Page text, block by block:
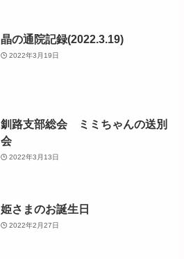
晶の通院記録(2022.3.19)
2022年3月19日
釧路支部総会 ミミちゃんの送別
会
2022年3月13日
姫さまのお誕生日
2022年2月27日